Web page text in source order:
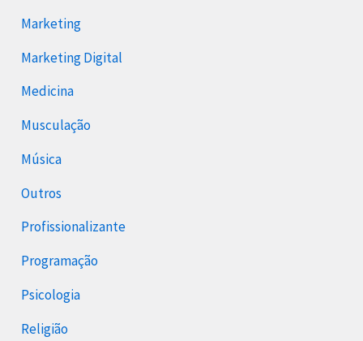
Marketing
Marketing Digital
Medicina
Musculação
Música
Outros
Profissionalizante
Programação
Psicologia
Religião